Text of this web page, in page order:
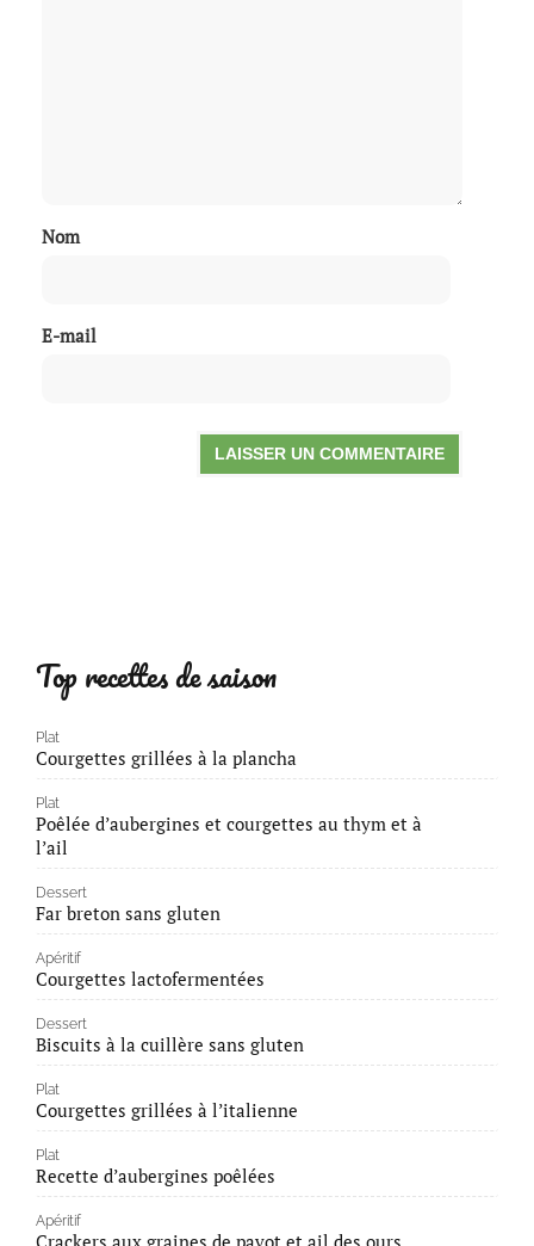
Nom
E-mail
Top recettes de saison
Plat
Courgettes grillées à la plancha
Plat
Poêlée d’aubergines et courgettes au thym et à
l’ail
Dessert
Far breton sans gluten
Apéritif
Courgettes lactofermentées
Dessert
Biscuits à la cuillère sans gluten
Plat
Courgettes grillées à l’italienne
Plat
Recette d’aubergines poêlées
Apéritif
Crackers aux graines de pavot et ail des ours